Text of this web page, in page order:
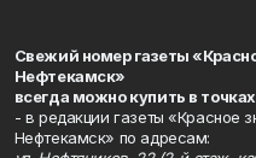
Свежий номер газеты
Нефтекамск»
всегда можно купить в
- в редакции газеты «Красное
Нефтекамск» по адресам: